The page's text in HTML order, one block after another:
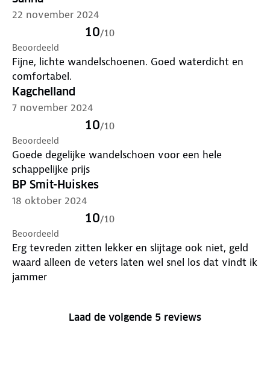
22 november 2024
10/10
Beoordeeld
Fijne, lichte wandelschoenen. Goed waterdicht en
comfortabel.
Kagchelland
7 november 2024
10/10
Beoordeeld
Goede degelijke wandelschoen voor een hele
schappelijke prijs
BP Smit-Huiskes
18 oktober 2024
10/10
Beoordeeld
Erg tevreden zitten lekker en slijtage ook niet, geld
waard alleen de veters laten wel snel los dat vindt ik
jammer
Laad de volgende 5 reviews